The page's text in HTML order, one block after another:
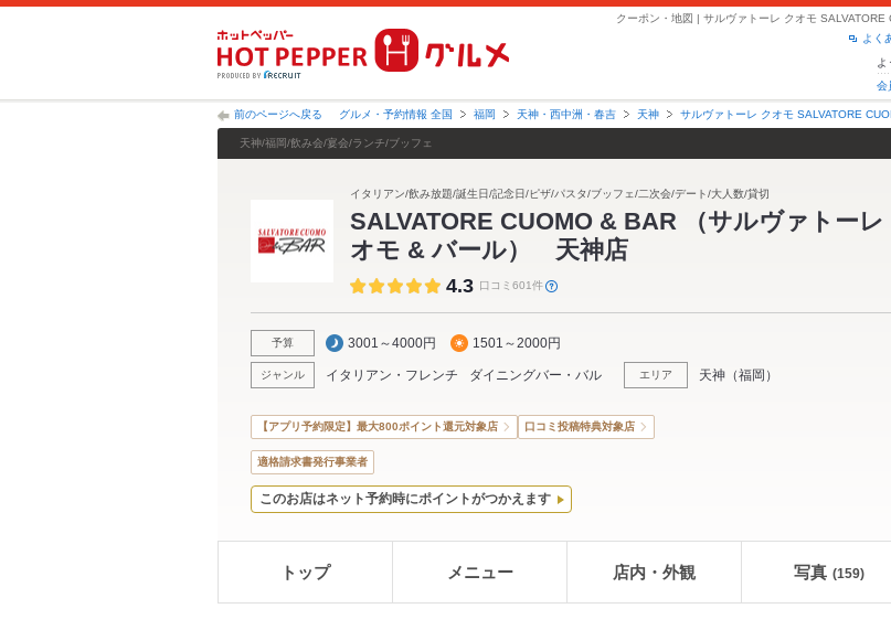
よく
よ
会
前のページへ戻る グルメ・予約情報 全国 福岡 天神・西中洲・春吉 天神 サルヴァトーレ クオモ SALVATORE
天神/福岡/飲み会/宴会/ランチ/ブッフェ
イタリアン/飲み放題/誕生日/記念日/ピザ/パスタ/ブッフェ/二次会/デート/大人数/貸切
SALVATORE CUOMO & BAR （サルヴァトーレ
オモ & バール） 天神店
4.3 口コミ601件
予算 3001～4000円 1501～2000円
ジャンル イタリアン・フレンチ ダイニングバー・バル エリア 天神 （福岡 ）
【アプリ予約限定】最大800ポイント還元対象店 口コミ投稿特典対象店
適格請求書発行事業者
このお店はネット予約時にポイントがつかえます
トップ メニュー 店内・外観 写真 (159)